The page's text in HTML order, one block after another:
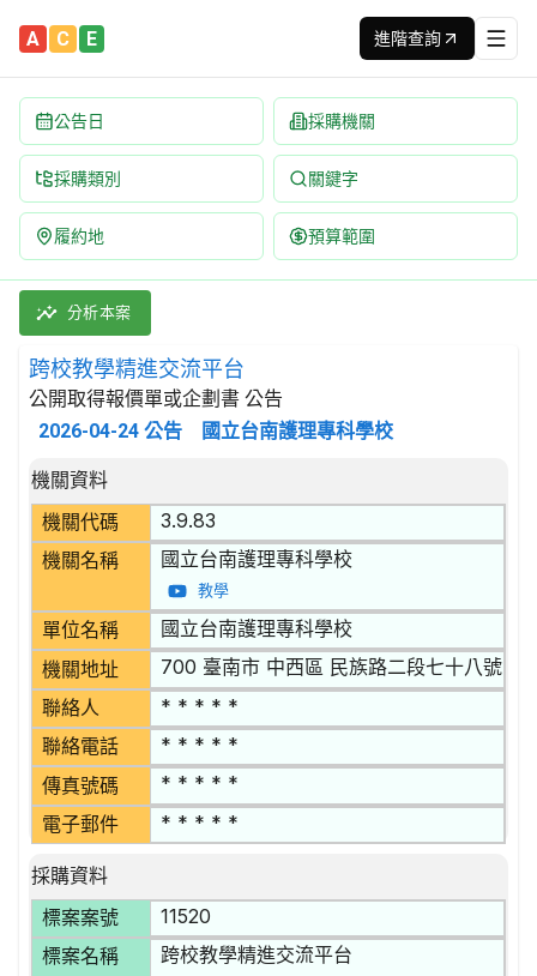
A C E 進階查詢
公告日 採購機關
採購類別 關鍵字
履約地 預算範圍
跨校教學精進交流平台 招標公告 | 案號：11520 | 公開取得
採購類別：勞務類 軟體執行服務 | 招標方式：公開取得報
分析本案
跨校教學精進交流平台
公開取得報價單或企劃書 公告
2026-04-24 公告 國立台南護理專科學校
招標公告詳細內容
機關資料
機關代碼
3.9.83
機關名稱 國立台南護理專科學校
教學
單位名稱 國立台南護理專科學校
機關地址 700 臺南市 中西區 民族路二段七十八號
聯絡人 * * * * *
聯絡電話 * * * * *
傳真號碼 * * * * *
電子郵件 * * * * *
採購資料
標案案號
11520
標案名稱 跨校教學精進交流平台